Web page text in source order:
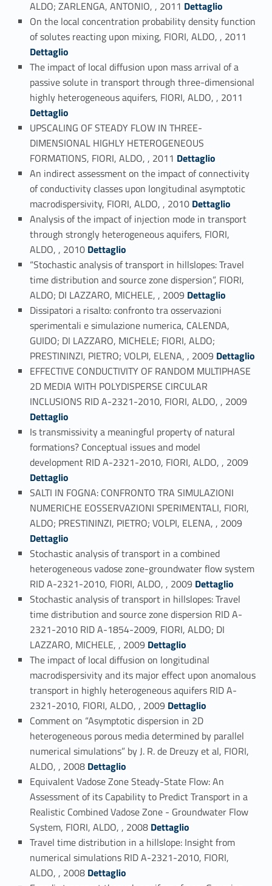
ALDO; ZARLENGA, ANTONIO, , 2011 Dettaglio
On the local concentration probability density function
of solutes reacting upon mixing, FIORI, ALDO, , 2011
Dettaglio
The impact of local diffusion upon mass arrival of a
passive solute in transport through three-dimensional
highly heterogeneous aquifers, FIORI, ALDO, , 2011
Dettaglio
UPSCALING OF STEADY FLOW IN THREE-
DIMENSIONAL HIGHLY HETEROGENEOUS
FORMATIONS, FIORI, ALDO, , 2011 Link identifier #identifier_person_42868-109
Dettaglio
An indirect assessment on the impact of connectivity
of conductivity classes upon longitudinal asymptotic
macrodispersivity, FIORI, ALDO, , 2010 Link identifier #identifier_person_18196-110
Dettaglio
Analysis of the impact of injection mode in transport
through strongly heterogeneous aquifers, FIORI,
ALDO, , 2010Link identifier #identifier_person_144414-111
Dettaglio
“Stochastic analysis of transport in hillslopes: Travel
time distribution and source zone dispersion”, FIORI,
ALDO; DI LAZZARO, MICHELE, , 2009 Link identifier #identifier_person_182000-112
Dettaglio
Dissipatori a risalto: confronto tra osservazioni
sperimentali e simulazione numerica, CALENDA,
GUIDO; DI LAZZARO, MICHELE; FIORI, ALDO;
PRESTININZI, PIETRO; VOLPI, ELENA, , 2009Link identifier #identifier_person_180044-113
Dettaglio
EFFECTIVE CONDUCTIVITY OF RANDOM MULTIPHASE
2D MEDIA WITH POLYDISPERSE CIRCULAR
INCLUSIONS RID A-2321-2010, FIORI, ALDO, , 2009
Dettaglio
Is transmissivity a meaningful property of natural
formations? Conceptual issues and model
development RID A-2321-2010, FIORI, ALDO, , 2009
Dettaglio
SALTI IN FOGNA: CONFRONTO TRA SIMULAZIONI
NUMERICHE EOSSERVAZIONI SPERIMENTALI, FIORI,
ALDO; PRESTININZI, PIETRO; VOLPI, ELENA, , 2009 Link identifier #identifier_person_75040-116
Dettaglio
Stochastic analysis of transport in a combined
heterogeneous vadose zone-groundwater flow system
RID A-2321-2010, FIORI, ALDO, , 2009 Link identifier #identifier_person_50279-117
Dettaglio
Stochastic analysis of transport in hillslopes: Travel
time distribution and source zone dispersion RID A-
2321-2010 RID A-1854-2009, FIORI, ALDO; DI
LAZZARO, MICHELE, , 2009 Link identifier #identifier_person_196386-118
Dettaglio
The impact of local diffusion on longitudinal
macrodispersivity and its major effect upon anomalous
transport in highly heterogeneous aquifers RID A-
2321-2010, FIORI, ALDO, , 2009 Link identifier #identifier_person_92584-119
Dettaglio
Comment on “Asymptotic dispersion in 2D
heterogeneous porous media determined by parallel
numerical simulations” by J. R. de Dreuzy et al, FIORI,
ALDO, , 2008 Link identifier #identifier_person_31265-120
Dettaglio
Equivalent Vadose Zone Steady-State Flow: An
Assessment of its Capability to Predict Transport in a
Realistic Combined Vadose Zone - Groundwater Flow
System, FIORI, ALDO, , 2008 Link identifier #identifier_person_81407-121
Dettaglio
Travel time distribution in a hillslope: Insight from
numerical simulations RID A-2321-2010, FIORI,
ALDO, , 2008 Link identifier #identifier_person_22175-122
Dettaglio